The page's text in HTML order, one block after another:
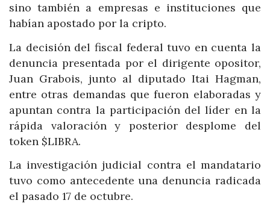
sino también a empresas e instituciones que
habían apostado por la cripto.
La decisión del fiscal federal tuvo en cuenta la
denuncia presentada por el dirigente opositor,
Juan Grabois, junto al diputado Itai Hagman,
entre otras demandas que fueron elaboradas y
apuntan contra la participación del líder en la
rápida valoración y posterior desplome del
token $LIBRA.
La investigación judicial contra el mandatario
tuvo como antecedente una denuncia radicada
el pasado 17 de octubre.